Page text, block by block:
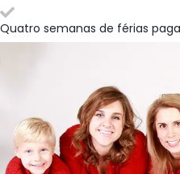
Quatro semanas de férias